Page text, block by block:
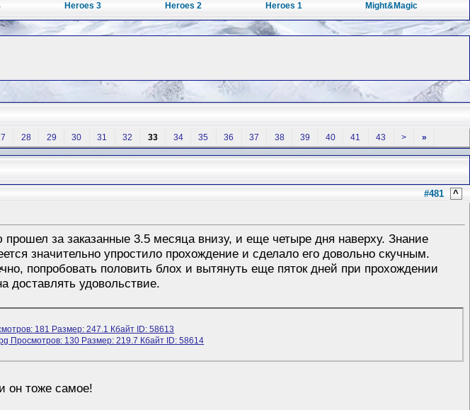
Heroes 3 Heroes 2 Heroes 1 Might&Magic
28 29 30 31 32 33 34 35 36 37 38 39 40 41 43 > »
#481 ^
за заказанные 3.5 месяца внизу, и еще четыре дня наверху. Знание
значительно упростило прохождение и сделало его довольно скучным.
попробовать половить блох и вытянуть еще пяток дней при прохождении
доставлять удовольствие.
он тоже самое!